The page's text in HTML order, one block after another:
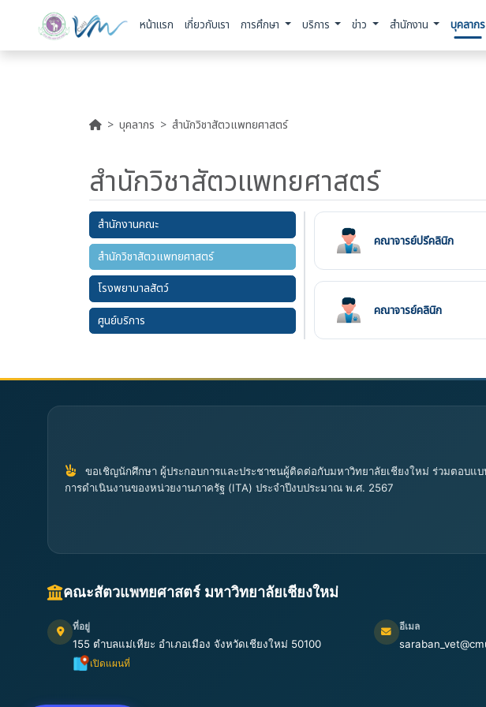
หน้าแรก เกี่ยวกับเรา การศึกษา บริการ ข่าว สำนักงาน บุคลากร
บุคลากร สำนักวิชาสัตวแพทยศาสตร์
สำนักวิชาสัตวแพทยศาสตร์
สำนักงานคณะ
สำนักวิชาสัตวแพทยศาสตร์
โรงพยาบาลสัตว์
ศูนย์บริการ
คณาจารย์ปรีคลินิก
คณาจารย์คลินิก
ขอเชิญนักศึกษา ผู้ประกอบการและประชาชนผู้ติดต่อกับมหาวิทยาลัยเชียงใหม่ ร่วมตอบแ
การดำเนินงานของหน่วยงานภาครัฐ (ITA) ประจำปีงบประมาณ พ.ศ. 2567
คณะสัตวแพทยศาสตร์ มหาวิทยาลัยเชียงใหม่
ที่อยู่
155 ตำบลแม่เหียะ อำเภอเมือง จังหวัดเชียงใหม่ 50100
เปิดแผนที่
อีเมล